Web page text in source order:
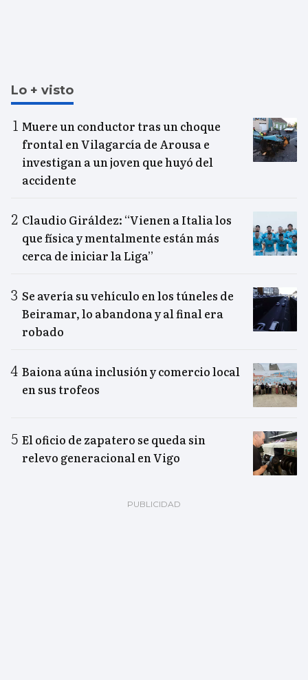
Lo + visto
Muere un conductor tras un choque
frontal en Vilagarcía de Arousa e
investigan a un joven que huyó del
accidente
Claudio Giráldez: “Vienen a Italia los
que física y mentalmente están más
cerca de iniciar la Liga”
Se avería su vehículo en los túneles de
Beiramar, lo abandona y al final era
robado
Baiona aúna inclusión y comercio local
en sus trofeos
El oficio de zapatero se queda sin
relevo generacional en Vigo